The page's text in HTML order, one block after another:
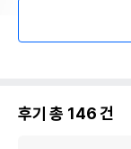
후기 총 146건